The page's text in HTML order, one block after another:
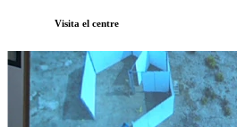
Visita el centre